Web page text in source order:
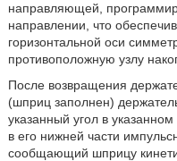
направляющей,
направлении, что
горизонтальной оси
противоположную узлу
После возвращения
(шприц заполнен)
указанный угол в
в его нижней части
сообщающий шприцу